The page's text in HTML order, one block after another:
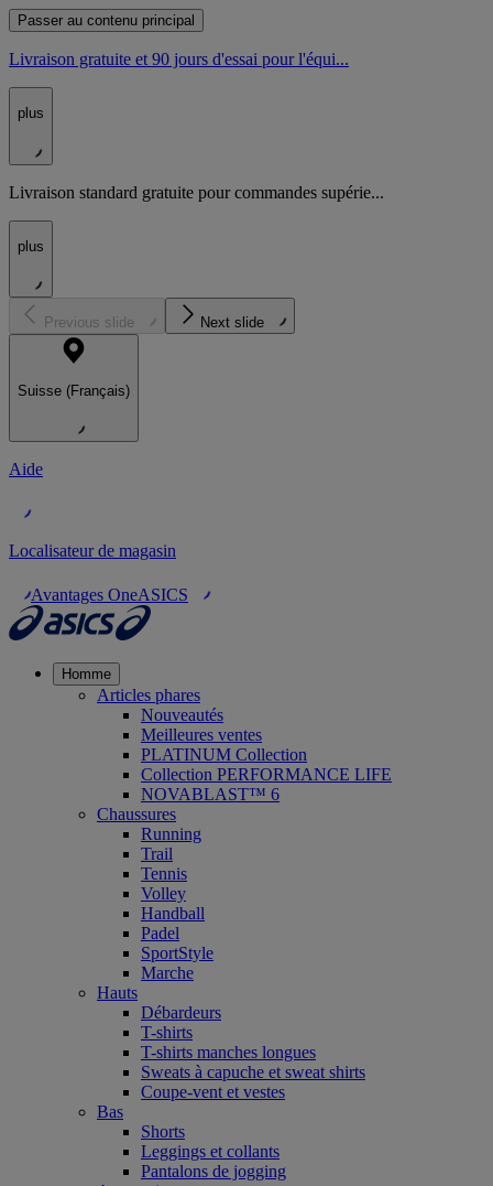
Passer au contenu principal
Livraison gratuite et 90 jours d'essai pour l'équi...
plus
Livraison standard gratuite pour commandes supérie...
plus
Previous slide Next slide
Suisse (Français)
Aide
Localisateur de magasin
Avantages OneASICS
Homme
Articles phares
Nouveautés
Meilleures ventes
PLATINUM Collection
Collection PERFORMANCE LIFE
NOVABLAST™ 6
Chaussures
Running
Trail
Tennis
Volley
Handball
Padel
SportStyle
Marche
Hauts
Débardeurs
T-shirts
T-shirts manches longues
Sweats à capuche et sweat shirts
Coupe-vent et vestes
Bas
Shorts
Leggings et collants
Pantalons de jogging